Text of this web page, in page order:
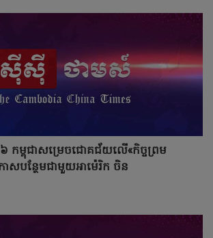
កម្ពុជាសម្រេចជោគជ័យលើ«កិច្ចព្រម
ាសបន្ថែមជាមួយអាម៉េរិក ចិន